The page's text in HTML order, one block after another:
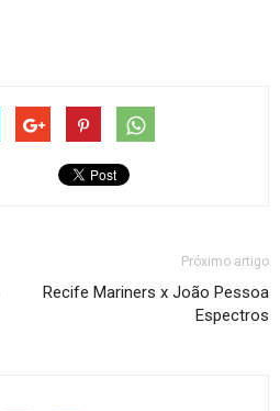
Próximo artigo
Recife Mariners x João Pessoa
Espectros